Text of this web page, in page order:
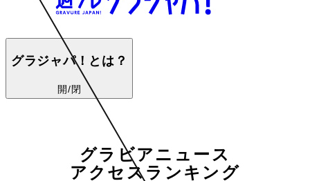
グラジャパ！とは？
開/閉
グラビアニュース
アクセスランキング